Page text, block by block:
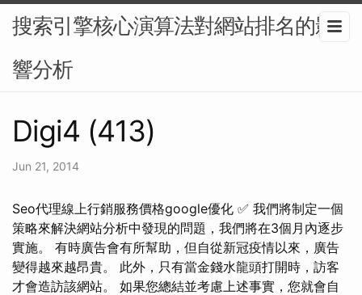
搜索引擎核心演算法對網站排名的影
響分析
Digi4 (413)
Jun 21, 2014
Seo代理線上行銷服務價格google優化 ✅ 我們將制定一個
策略來解決網站分析中發現的問題，我們將在3個月內逐步
實施。 有時廣告會有所幫助，但自從新冠疫情以來，廣告
變得越來越昂貴。 此外，只有當金錢水龍頭打開時，訪客
才會造訪該網站。 如果您總結並考慮上述事實，您就會自